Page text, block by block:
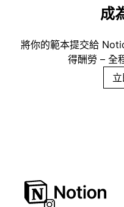
成
將你的範本提交給
得酬勞 – 全